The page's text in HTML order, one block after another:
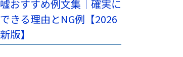
おすすめ例文集｜確実に
きる理由とNG例【2026
版】